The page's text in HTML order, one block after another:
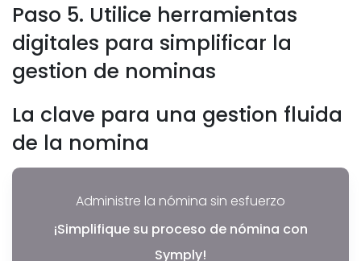
Paso 5. Utilice herramientas
digitales para simplificar la
gestion de nominas
La clave para una gestion fluida
de la nomina
Administre la nómina sin esfuerzo
¡Simplifique su proceso de nómina con
Symply!